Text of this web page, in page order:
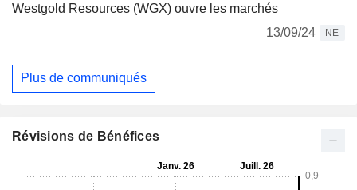
Westgold Resources (WGX) ouvre les marchés
13/09/24
NE
Plus de communiqués
Révisions de Bénéfices